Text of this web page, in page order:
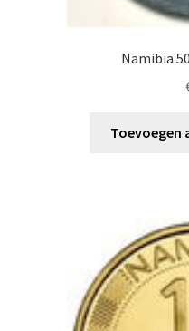
Namibia
Toevoegen